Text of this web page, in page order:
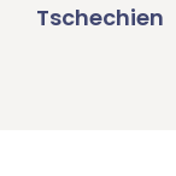
Tschechien